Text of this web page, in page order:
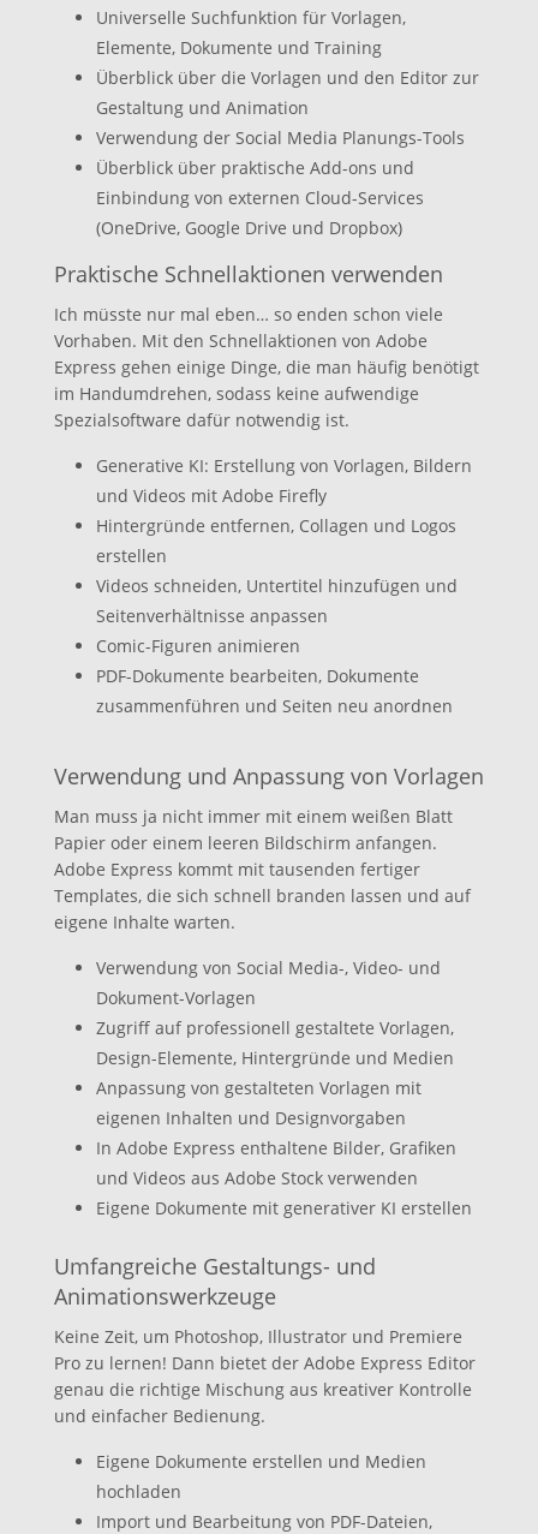
Universelle Suchfunktion für Vorlagen,
Elemente, Dokumente und Training
Überblick über die Vorlagen und den Editor zur
Gestaltung und Animation
Verwendung der Social Media Planungs-Tools
Überblick über praktische Add-ons und
Einbindung von externen Cloud-Services
(OneDrive, Google Drive und Dropbox)
Praktische Schnellaktionen verwenden
Ich müsste nur mal eben… so enden schon viele
Vorhaben. Mit den Schnellaktionen von Adobe
Express gehen einige Dinge, die man häufig benötigt
im Handumdrehen, sodass keine aufwendige
Spezialsoftware dafür notwendig ist.
Generative KI: Erstellung von Vorlagen, Bildern
und Videos mit Adobe Firefly
Hintergründe entfernen, Collagen und Logos
erstellen
Videos schneiden, Untertitel hinzufügen und
Seitenverhältnisse anpassen
Comic-Figuren animieren
PDF-Dokumente bearbeiten, Dokumente
zusammenführen und Seiten neu anordnen
Verwendung und Anpassung von Vorlagen
Man muss ja nicht immer mit einem weißen Blatt
Papier oder einem leeren Bildschirm anfangen.
Adobe Express kommt mit tausenden fertiger
Templates, die sich schnell branden lassen und auf
eigene Inhalte warten.
Verwendung von Social Media-, Video- und
Dokument-Vorlagen
Zugriff auf professionell gestaltete Vorlagen,
Design-Elemente, Hintergründe und Medien
Anpassung von gestalteten Vorlagen mit
eigenen Inhalten und Designvorgaben
In Adobe Express enthaltene Bilder, Grafiken
und Videos aus Adobe Stock verwenden
Eigene Dokumente mit generativer KI erstellen
Umfangreiche Gestaltungs- und
Animationswerkzeuge
Keine Zeit, um Photoshop, Illustrator und Premiere
Pro zu lernen! Dann bietet der Adobe Express Editor
genau die richtige Mischung aus kreativer Kontrolle
und einfacher Bedienung.
Eigene Dokumente erstellen und Medien
hochladen
Import und Bearbeitung von PDF-Dateien,